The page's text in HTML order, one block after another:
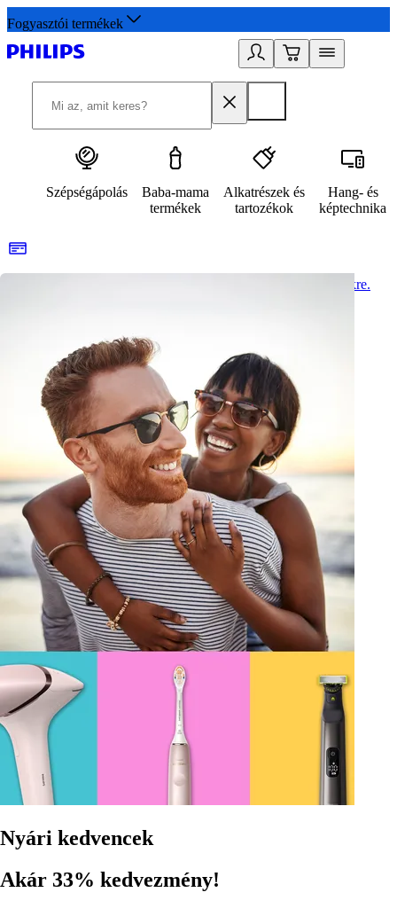
Fogyasztói termékek
Szépségápolás
Baba-mama
termékek
Alkatrészek és
tartozékok
Hang- és
képtechnika
Az egészséges életmód itt kezdődik. Iratkozzon fel hírlevelünkre.
Nyári kedvencek
Akár 33% kedvezmény!